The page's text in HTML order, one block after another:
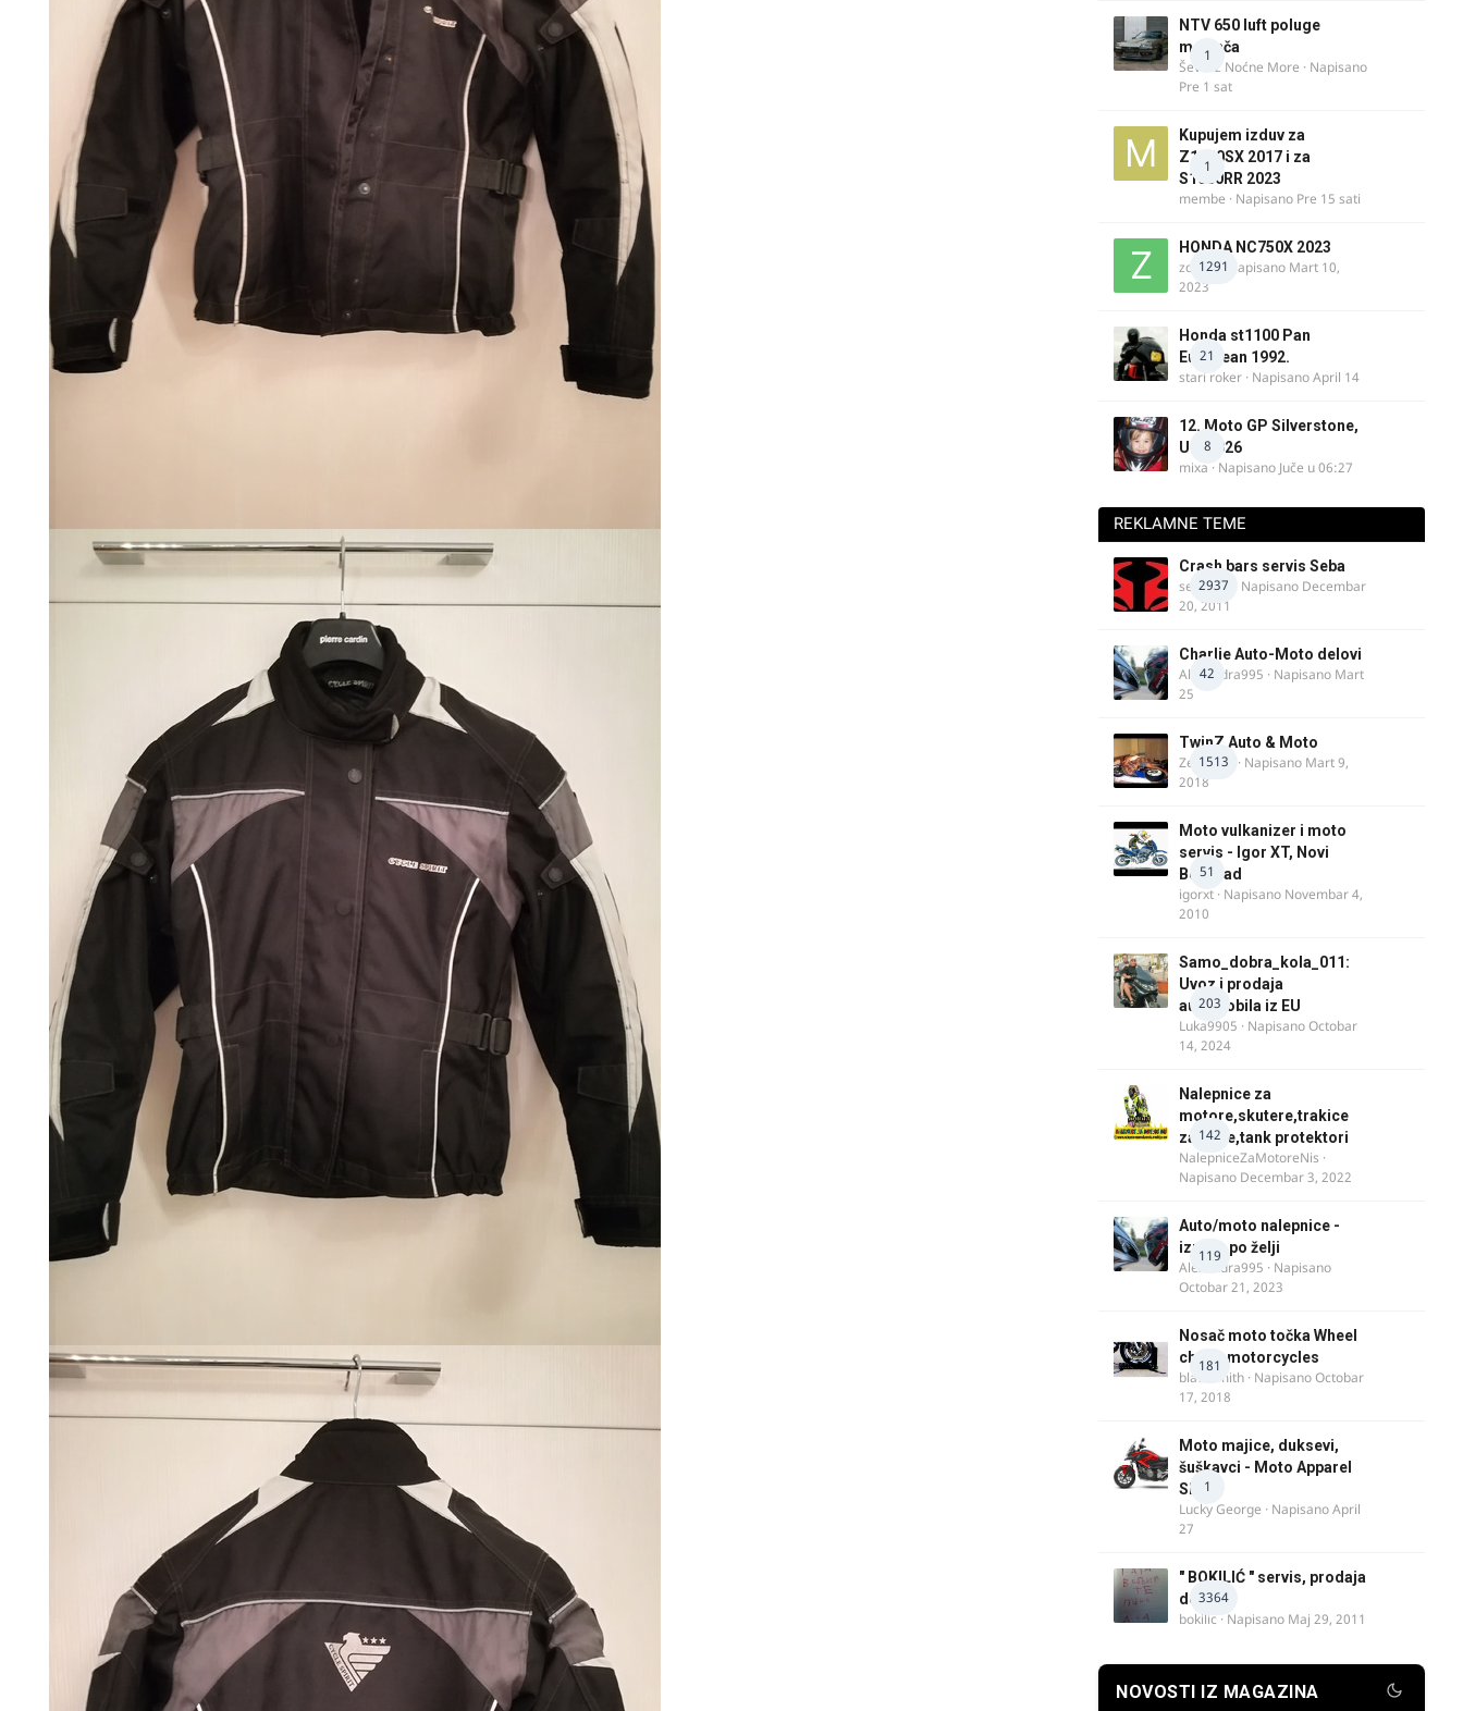
1
NTV 650 luft poluge
menjača
Ševa iz Noćne More · Napisano
Pre 1 sat
1
Kupujem izduv za
Z1000SX 2017 i za
S1000RR 2023
membe · Napisano Pre 15 sati
1291
HONDA NC750X 2023
zdelija· Napisano Mart 10,
2023
21
Honda st1100 Pan
European 1992.
stari roker · NapisanoApril 14
8
12. Moto GP Silverstone,
UK, 2026
mixa · Napisano Juče u 06:27
REKLAMNE TEME
2937
Crash bars servis Seba
seba011 · Napisano Decembar
20, 2011
42
Charlie Auto-Moto delovi
Alexandra995 · Napisano Mart
25
1513
TwinZ Auto & Moto
Zeljkamp · Napisano Mart 9,
2018
51
Moto vulkanizer i moto
servis - Igor XT, Novi
Beograd
igorxt · Napisano Novembar 4,
2010
203
Samo_dobra_kola_011:
Uvoz i prodaja
automobila iz EU
Luka9905 · NapisanoOctobar
14, 2024
142
Nalepnice za
motore,skutere,trakice
za felne,tank protektori
NalepniceZaMotoreNis ·
Napisano Decembar 3, 2022
119
Auto/moto nalepnice -
izrada po želji
Alexandra995 · Napisano
Octobar 21, 2023
181
Nosač moto točka Wheel
chock motorcycles
blacksmith · NapisanoOctobar
17, 2018
1
Moto majice, duksevi,
šuškavci - Moto Apparel
SRB
Lucky George · NapisanoApril
27
3364
" BOKILIĆ " servis, prodaja
delova
bokilic · Napisano Maj 29, 2011
NOVOSTI IZ MAGAZINA